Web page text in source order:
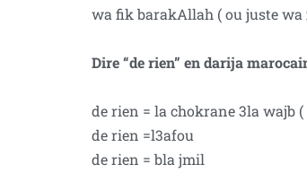
wa fik barakAllah ( ou juste wa
Dire “de rien” en darija
de rien = la chokrane 3la wajb
de rien =l3afou
de rien = bla jmil